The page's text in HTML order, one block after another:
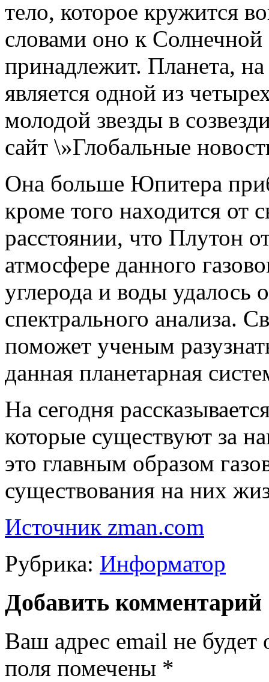
тело, которое кружится
словами оно к
принадлежит. Планета,
является одной из
молодой звезды в
сайт \»Глобальные
Она больше Юпитера
кроме того находится от
расстоянии, что Плутон
атмосфере данного
углерода и воды
спектрального анализа.
поможет ученым
данная планетарная
На сегодня
которые существуют за
это главным образом
существования на них
Источник zman.com
Рубрика: Информатор
Добавить комментарий
Ваш адрес email не будет
поля помечены *